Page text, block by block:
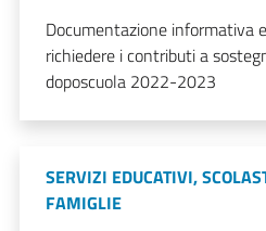
Documentazione informativa
richiedere i contributi a
doposcuola 2022-2023
SERVIZI EDUCATIVI,
FAMIGLIE